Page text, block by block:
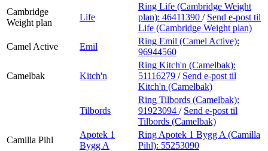
Cambridge
Weight plan
Life
Ring Life (Cambridge Weight
plan): 46411390 / Send e-post til
Life (Cambridge Weight plan)
Camel Active
Emil
Ring Emil (Camel Active):
96944560
Camelbak Kitch'n
Ring Kitch'n (Camelbak):
51116279 / Send e-post til
Kitch'n (Camelbak)
Tilbords
Ring Tilbords (Camelbak):
91923094 / Send e-post til
Tilbords (Camelbak)
Camilla Pihl
Apotek 1
Bygg A
Ring Apotek 1 Bygg A (Camilla
Pihl): 55253090